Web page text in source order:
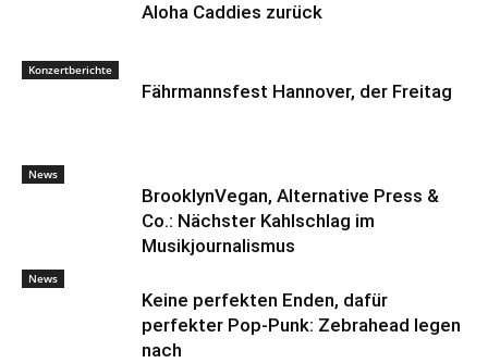
Aloha Caddies zurück
Konzertberichte
Fährmannsfest Hannover, der Freitag
News
BrooklynVegan, Alternative Press &
Co.: Nächster Kahlschlag im
Musikjournalismus
News
Keine perfekten Enden, dafür
perfekter Pop-Punk: Zebrahead legen
nach